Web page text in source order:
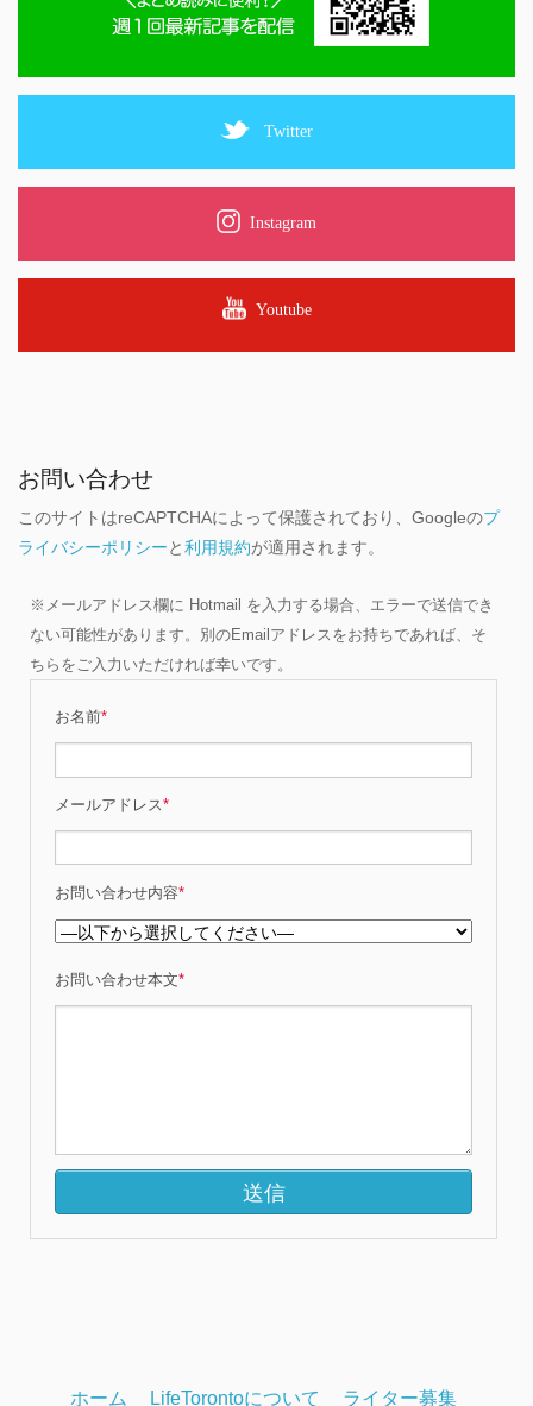
Twitter
Instagram
Youtube
お問い合わせ
このサイトはreCAPTCHAによって保護されており、Googleのプ
ライバシーポリシーと利用規約が適用されます。
※メールアドレス欄に Hotmail を入力する場合、エラーで送信でき
ない可能性があります。別のEmailアドレスをお持ちであれば、そ
ちらをご入力いただければ幸いです。
お名前*
メールアドレス*
お問い合わせ内容*
お問い合わせ本文*
ホーム LifeTorontoについて ライター募集